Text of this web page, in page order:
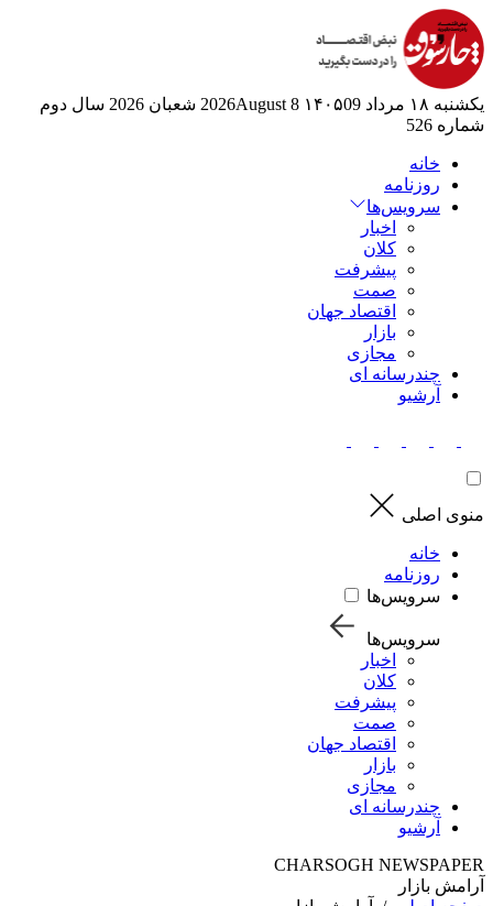
یکشنبه ۱۸ مرداد ۱۴۰۵ 09 2026August 8 شعبان 2026
سال دوم
شماره 526
خانه
روزنامه
سرویس‌ها
اخبار
کلان
پیشرفت
صمت
اقتصاد جهان
بازار
مجازی
چندرسانه ای
آرشیو
منوی اصلی
خانه
روزنامه
سرویس‌ها
سرویس‌ها
اخبار
کلان
پیشرفت
صمت
اقتصاد جهان
بازار
مجازی
چندرسانه ای
آرشیو
CHARSOGH NEWSPAPER
آرامش بازار